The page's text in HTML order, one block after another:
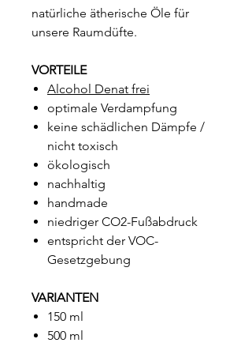
natürliche ätherische Öle für
unsere Raumdüfte.
VORTEILE
Alcohol Denat frei
optimale Verdampfung
keine schädlichen Dämpfe /
nicht toxisch
ökologisch
nachhaltig
handmade
niedriger CO2-Fußabdruck
entspricht der VOC-
Gesetzgebung
VARIANTEN
150 ml
500 ml